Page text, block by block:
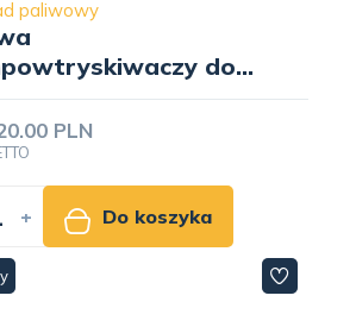
paliwowy
do
Deutz BF4M1013
PLN
+ Do koszyka